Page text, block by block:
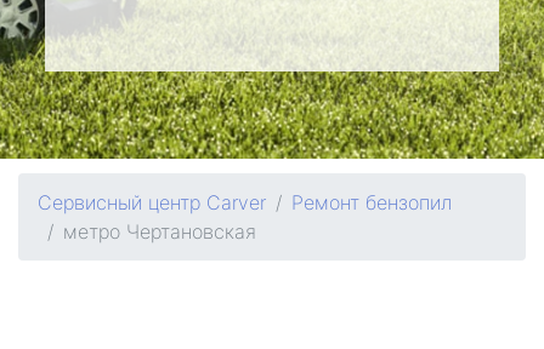
Сервисный центр Carver
Ремонт бензопил
метро Чертановская